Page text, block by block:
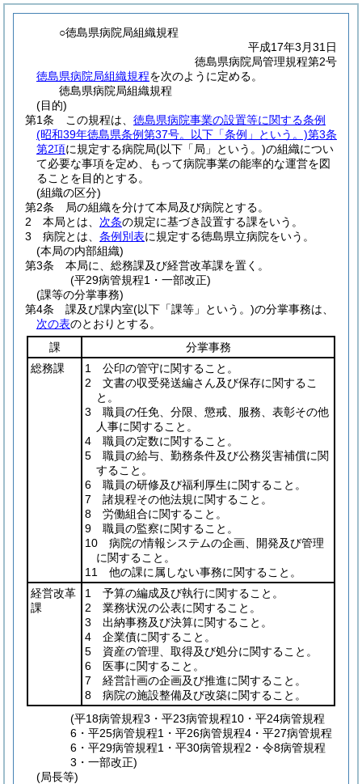
○徳島県病院局組織規程
平成17年3月31日
徳島県病院局管理規程第2号
徳島県病院局組織規程を次のように定める。
徳島県病院局組織規程
(目的)
第1条
この規程は、 徳島県病院事業の設置等に関する条例
(昭和39年徳島県条例第37号。以下「条例」という。)第3条
第2項に規定する病院局(以下「局」という。)の組織につい
て必要な事項を定め、もって病院事業の能率的な運営を図
ることを目的とする。
(組織の区分)
第2条
局の組織を分けて本局及び病院とする。
2
本局とは、 次条の規定に基づき設置する課をいう。
3
病院とは、 条例別表に規定する徳島県立病院をいう。
(本局の内部組織)
第3条
本局に、総務課及び経営改革課を置く。
(平29病管規程1・一部改正)
(課等の分掌事務)
第4条
課及び課内室(以下「課等」という。)の分掌事務は、
次の表のとおりとする。
課
分掌事務
総務課
1 公印の管守に関すること。
2 文書の収受発送編さん及び保存に関するこ
と。
3 職員の任免、分限、懲戒、服務、表彰その他
人事に関すること。
4 職員の定数に関すること。
5 職員の給与、勤務条件及び公務災害補償に関
すること。
6 職員の研修及び福利厚生に関すること。
7 諸規程その他法規に関すること。
8 労働組合に関すること。
9 職員の監察に関すること。
10 病院の情報システムの企画、開発及び管理
に関すること。
11 他の課に属しない事務に関すること。
経営改革
課
1 予算の編成及び執行に関すること。
2 業務状況の公表に関すること。
3 出納事務及び決算に関すること。
4 企業債に関すること。
5 資産の管理、取得及び処分に関すること。
6 医事に関すること。
7 経営計画の企画及び推進に関すること。
8 病院の施設整備及び改築に関すること。
(平18病管規程3・平23病管規程10・平24病管規程
6・平25病管規程1・平26病管規程4・平27病管規程
6・平29病管規程1・平30病管規程2・令8病管規程
3・一部改正)
(局長等)